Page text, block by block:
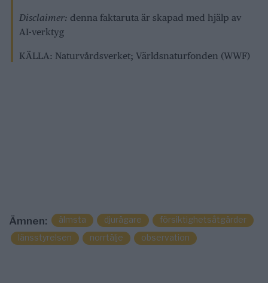
Disclaimer: denna faktaruta är skapad med hjälp av
AI-verktyg
KÄLLA: Naturvårdsverket; Världsnaturfonden (WWF)
Ämnen: älmsta djurägare
försiktighetsåtgärder
länsstyrelsen
norrtälje observation